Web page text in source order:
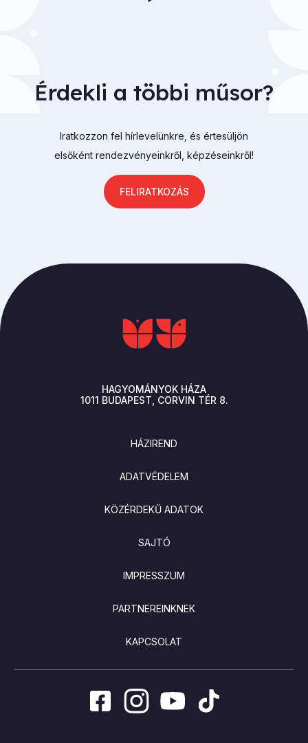
Érdekli a többi műsor?
Iratkozzon fel hírlevelünkre, és értesüljön
elsőként rendezvényeinkről, képzéseinkről!
FELIRATKOZÁS
HAGYOMÁNYOK HÁZA
1011 BUDAPEST CORVIN TÉR 8.
HÁZIREND
ADATVÉDELEM
KÖZÉRDEKŰ ADATOK
SAJTÓ
IMPRESSZUM
PARTNEREINKNEK
KAPCSOLAT